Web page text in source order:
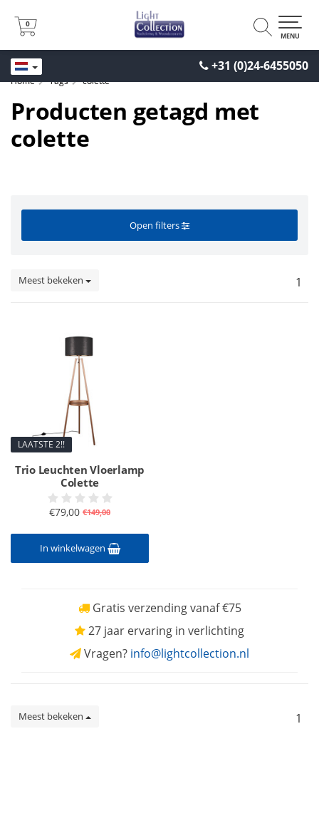
+31 (0)24-6455050
0
0
MENU
Home Tags colette
Producten getagd met
colette
Open filters
Meest bekeken 1
LAATSTE 2!!
Trio Leuchten Vloerlamp
Colette
€79,00 €149,00
In winkelwagen
Gratis verzending vanaf €75
27 jaar ervaring in verlichting
Vragen? info@lightcollection.nl
Meest bekeken 1